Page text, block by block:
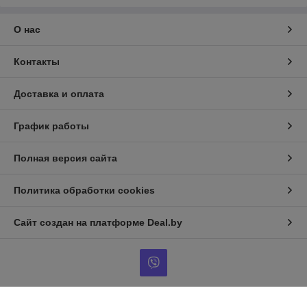
О нас
Контакты
Доставка и оплата
График работы
Полная версия сайта
Политика обработки cookies
Сайт создан на платформе Deal.by